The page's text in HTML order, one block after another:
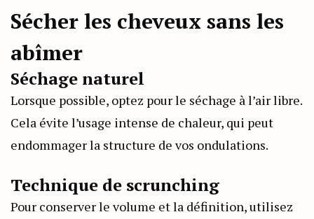
Sécher les cheveux sans les
abîmer
Séchage naturel
Lorsque possible, optez pour le séchage à l’air libre.
Cela évite l’usage intense de chaleur, qui peut
endommager la structure de vos ondulations.
Technique de scrunching
Pour conserver le volume et la définition, utilisez